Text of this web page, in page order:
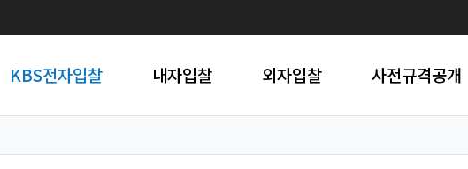
KBS전자입찰 내자입찰 외자입찰 사전규격공개